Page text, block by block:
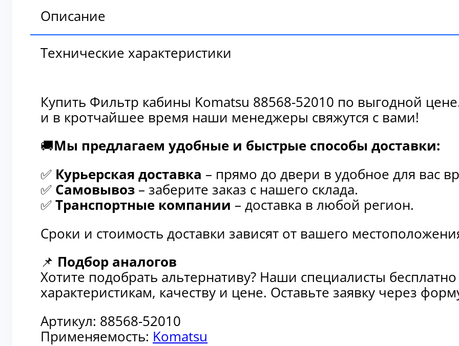
Описание
Технические характеристики
Купить Фильтр кабины Komatsu 88568-52010 по выгодной
и в кротчайшее время наши менеджеры свяжутся с вами!
🚚Мы предлагаем удобные и быстрые способы доставки:
✅ Курьерская доставка – прямо до двери в удобное для вас
✅ Самовывоз – заберите заказ с нашего склада.
✅ Транспортные компании – доставка в любой регион.
Сроки и стоимость доставки зависят от вашего
📌 Подбор аналогов
Хотите подобрать альтернативу? Наши специалисты
характеристикам, качеству и цене. Оставьте заявку через
Артикул: 88568-52010
Применяемость: Komatsu